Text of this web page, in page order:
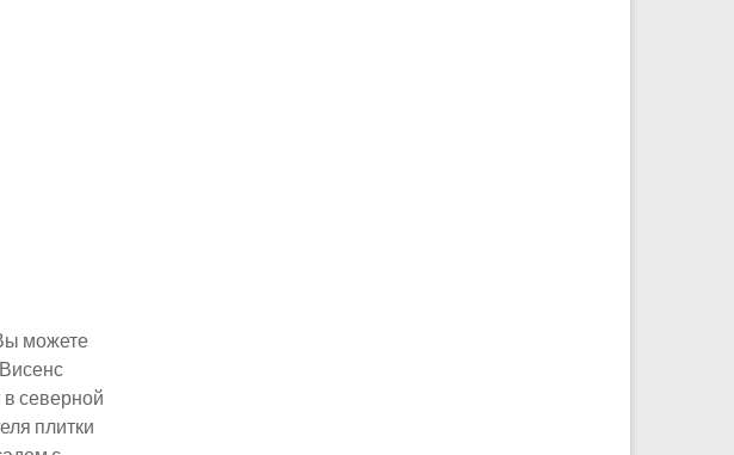
можете
в северной
плитки